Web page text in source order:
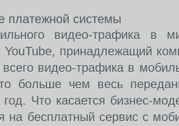
платежной системы
видео-трафика в
YouTube, принадлежащий
всего видео-трафика в
больше чем весь
Что касается бизнес-
на бесплатный сервис с